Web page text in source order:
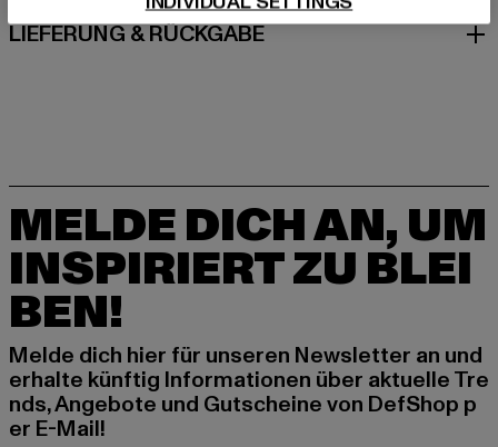
LIEFERUNG & RÜCKGABE
MELDE DICH AN, UM
INSPIRIERT ZU BLEI
BEN!
Melde dich hier für unseren Newsletter an und
erhalte künftig Informationen über aktuelle Tre
nds, Angebote und Gutscheine von DefShop p
er E-Mail!